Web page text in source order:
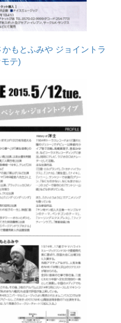
もとふみや ジョイントラ
テ)